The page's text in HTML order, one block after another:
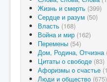
Жизнь и смерть (399)
Сердце и разум (50)
Власть (168)
Война и мир (162)
Перемены (54)
Дом, Родина, Отчизна
Цитаты о свободе (83)
Афоризмы о счастье
Люди и общество (675)